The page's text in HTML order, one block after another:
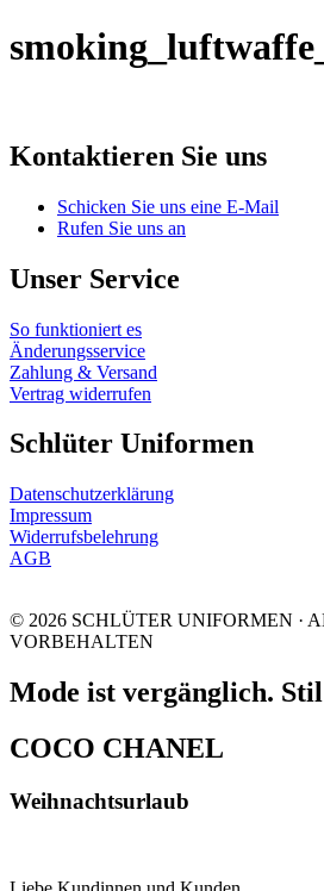
Kontaktieren Sie uns
Schicken Sie uns eine E-Mail
Rufen Sie uns an
Unser Service
So funktioniert es
Änderungsservice
Zahlung & Versand
Vertrag widerrufen
Schlüter Uniformen
Datenschutzerklärung
Impressum
Widerrufsbelehrung
AGB
© 2026 SCHLÜTER UNIFORMEN ·
VORBEHALTEN
Mode ist vergänglich.
COCO CHANEL
Weihnachtsurlaub